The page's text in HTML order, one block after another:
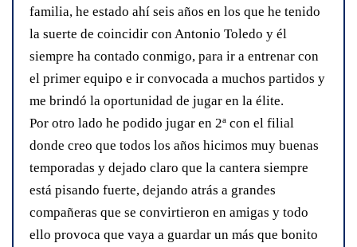
familia, he estado ahí seis años en los que he tenido
la suerte de coincidir con Antonio Toledo y él
siempre ha contado conmigo, para ir a entrenar con
el primer equipo e ir convocada a muchos partidos y
me brindó la oportunidad de jugar en la élite.
Por otro lado he podido jugar en 2ª con el filial
donde creo que todos los años hicimos muy buenas
temporadas y dejado claro que la cantera siempre
está pisando fuerte, dejando atrás a grandes
compañeras que se convirtieron en amigas y todo
ello provoca que vaya a guardar un más que bonito